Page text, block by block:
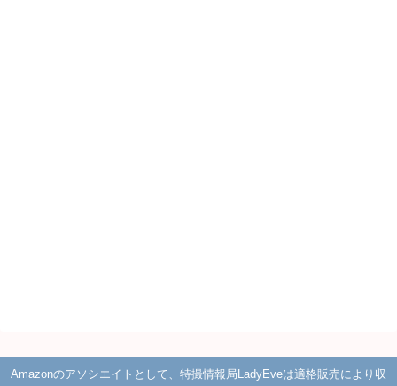
Amazonのアソシエイトとして、特撮情報局LadyEveは適格販売により収